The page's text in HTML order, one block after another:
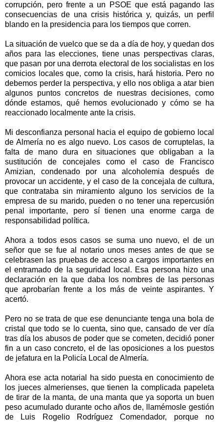
corrupción, pero frente a un PSOE que está pagando las
consecuencias de una crisis histórica y, quizás, un perfil
blando en la presidencia para los tiempos que corren.
La situación de vuelco que se da a día de hoy, y quedan dos
años para las elecciones, tiene unas perspectivas claras,
que pasan por una derrota electoral de los socialistas en los
comicios locales que, como la crisis, hará historia. Pero no
debemos perder la perspectiva, y ello nos obliga a atar bien
algunos puntos concretos de nuestras decisiones, como
dónde estamos, qué hemos evolucionado y cómo se ha
reaccionado localmente ante la crisis.
Mi desconfianza personal hacia el equipo de gobierno local
de Almería no es algo nuevo. Los casos de corruptelas, la
falta de mano dura en situaciones que obligaban a la
sustitución de concejales como el caso de Francisco
Amizian, condenado por una alcoholemia después de
provocar un accidente, y el caso de la concejala de cultura,
que contrataba sin miramiento alguno los servicios de la
empresa de su marido, pueden o no tener una repercusión
penal importante, pero sí tienen una enorme carga de
responsabilidad política.
Ahora a todos esos casos se suma uno nuevo, el de un
señor que se fue al notario unos meses antes de que se
celebrasen las pruebas de acceso a cargos importantes en
el entramado de la seguridad local. Esa persona hizo una
declaración en la que daba los nombres de las personas
que aprobarían frente a los más de veinte aspirantes. Y
acertó.
Pero no se trata de que ese denunciante tenga una bola de
cristal que todo se lo cuenta, sino que, cansado de ver día
tras día los abusos de poder que se cometen, decidió poner
fin a un caso concreto, el de las oposiciones a los puestos
de jefatura en la Policía Local de Almería.
Ahora ese acta notarial ha sido puesta en conocimiento de
los jueces almerienses, que tienen la complicada papeleta
de tirar de la manta, de una manta que ya soporta un buen
peso acumulado durante ocho años de, llamémosle gestión
de Luis Rogelio Rodríguez Comendador, porque no